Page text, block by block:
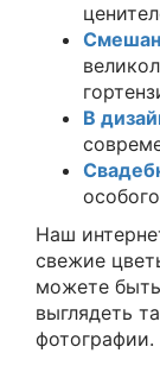
В
Наш
свежие
можете
выглядеть
фотографии.